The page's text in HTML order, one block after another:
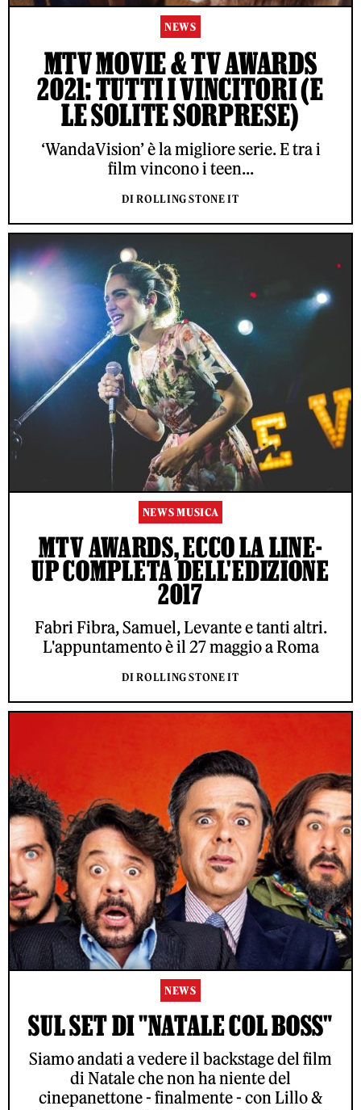
NEWS
MTV MOVIE & TV AWARDS
2021: TUTTI I VINCITORI (E
LE SOLITE SORPRESE)
‘WandaVision’ è la migliore serie. E tra i
film vincono i teen...
DI ROLLING STONE IT
NEWS MUSICA
MTV AWARDS, ECCO LA LINE-
UP COMPLETA DELL'EDIZIONE
2017
Fabri Fibra, Samuel, Levante e tanti altri.
L'appuntamento è il 27 maggio a Roma
DI ROLLING STONE IT
NEWS
SUL SET DI "NATALE COL BOSS"
Siamo andati a vedere il backstage del film
di Natale che non ha niente del
cinepanettone - finalmente - con Lillo &